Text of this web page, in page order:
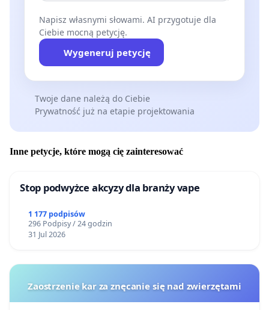
Napisz własnymi słowami. AI przygotuje dla
Ciebie mocną petycję.
Wygeneruj petycję
Twoje dane należą do Ciebie
Prywatność już na etapie projektowania
Inne petycje, które mogą cię zainteresować
Stop podwyżce akcyzy dla branży vape
1 177 podpisów
296 Podpisy / 24 godzin
31 Jul 2026
Zaostrzenie kar za znęcanie się nad zwierzętami